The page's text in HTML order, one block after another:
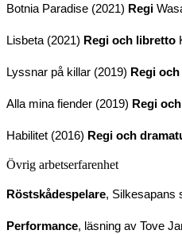
Botnia Paradise (2021) Regi
Lisbeta (2021) Regi och libretto
Lyssnar på killar (2019) Regi
Alla mina fiender (2019) Regi
Habilitet (2016) Regi och
Övrig arbetserfarenhet
Röstskådespelare, Silkesapans
Performance, läsning av Tove